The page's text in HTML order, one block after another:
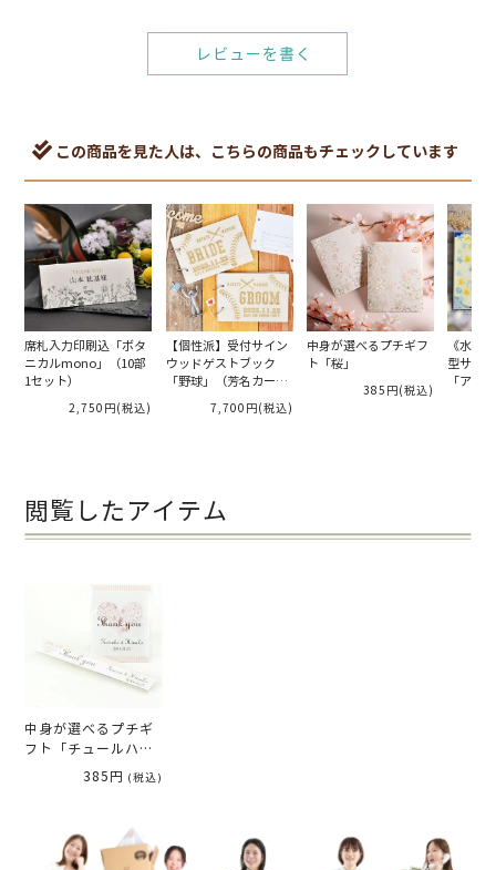
レビューを書く
この商品を見た人は、こちらの商品もチェックしています
席札入力印刷込「ボタ
ニカルmono」（10部
1セット）
2,750円(税込)
【個性派】受付サイン
ウッドゲストブック
「野球」（芳名カード
orチェキカード）
7,700円(税込)
中身が選べるプチギフ
ト「桜」
385円(税込)
《水族
型サイ
「アク
閲覧したアイテム
中身が選べるプチギ
フト「チュールハー
385円 (税込)